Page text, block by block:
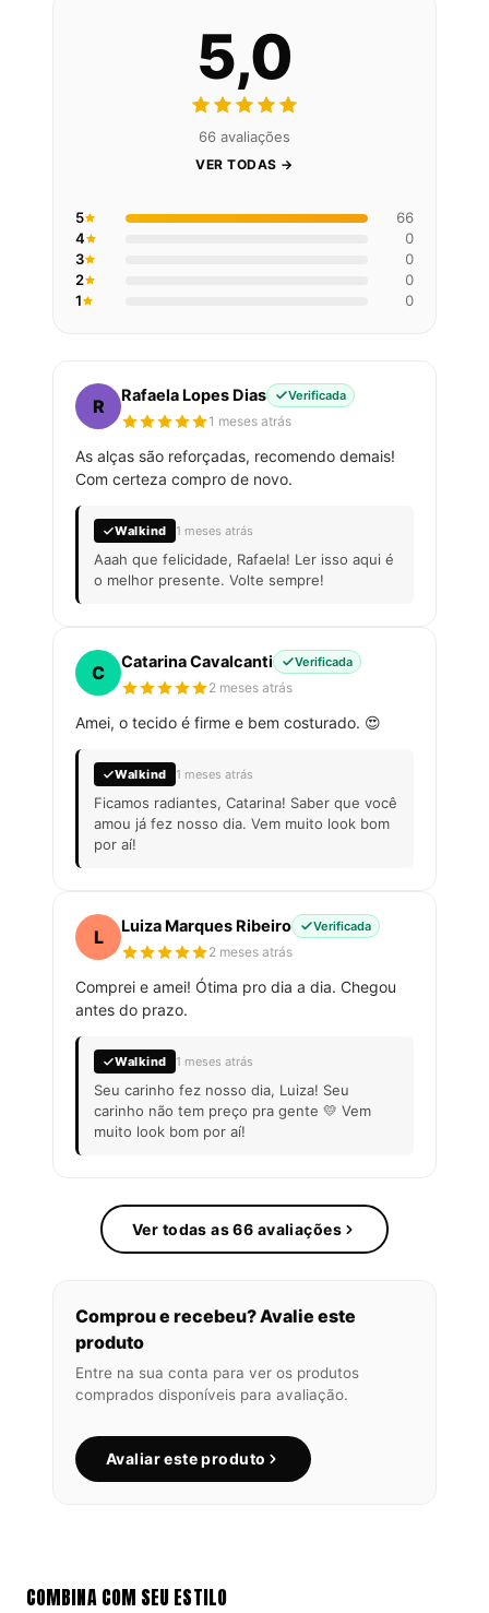
5,0
66 avaliações
VER TODAS →
5
66
4
0
3
0
2
0
1
0
R
Rafaela Lopes Dias Verificada
1 meses atrás
As alças são reforçadas, recomendo demais!
Com certeza compro de novo.
Walkind 1 meses atrás
Aaah que felicidade, Rafaela! Ler isso aqui é
o melhor presente. Volte sempre!
C
Catarina Cavalcanti Verificada
2 meses atrás
Amei, o tecido é firme e bem costurado. 😍
Walkind 1 meses atrás
Ficamos radiantes, Catarina! Saber que você
amou já fez nosso dia. Vem muito look bom
por aí!
L
Luiza Marques Ribeiro Verificada
2 meses atrás
Comprei e amei! Ótima pro dia a dia. Chegou
antes do prazo.
Walkind 1 meses atrás
Seu carinho fez nosso dia, Luiza! Seu
carinho não tem preço pra gente 💛 Vem
muito look bom por aí!
Ver todas as 66 avaliações
Comprou e recebeu? Avalie este
produto
Entre na sua conta para ver os produtos
comprados disponíveis para avaliação.
Avaliar este produto
COMBINA COM SEU ESTILO